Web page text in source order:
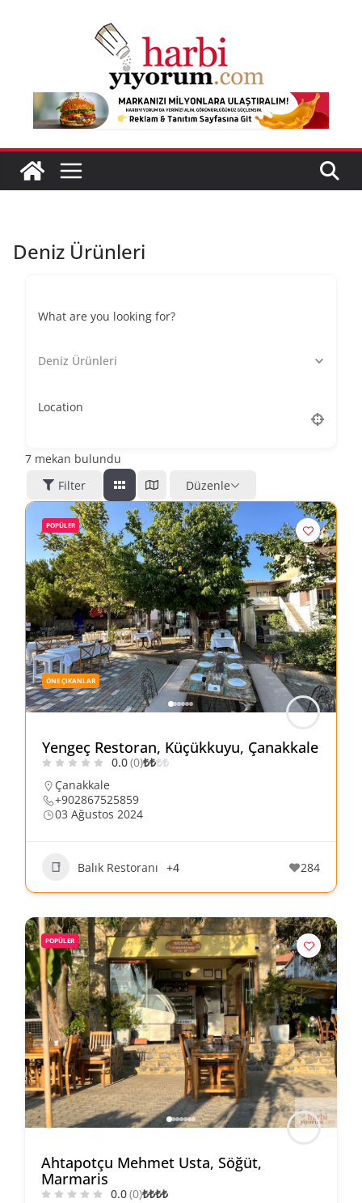
Deniz Ürünleri
What are you looking for?
Deniz Ürünleri
Location
7 mekan bulundu
Filter
Düzenle
POPÜLER
ÖNE ÇIKANLAR
Yengeç Restoran, Küçükkuyu, Çanakkale
0.0(0)₺₺₺₺
Çanakkale
+902867525859
03 Ağustos 2024
Balık Restoranı +4 284
POPÜLER
Ahtapotçu Mehmet Usta, Söğüt,
Marmaris
0.0(0)₺₺₺₺